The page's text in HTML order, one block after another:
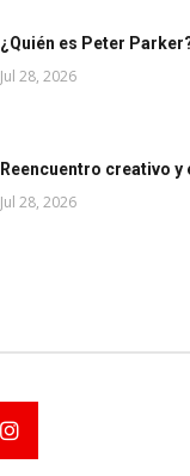
¿Quién es Peter
Jul 28, 2026
Reencuentro creativo y
Jul 28, 2026